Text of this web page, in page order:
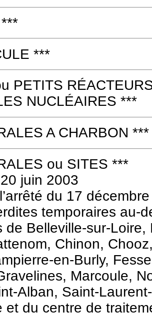
***
PETITS
NUCLÉAIRES ***
A CHARBON ***
ou SITES ***
juin 2003
du 17
temporaires au-
de Belleville-sur-
Chinon,
en-Burly,
Marcoule,
Alban, Saint-
et du centre de